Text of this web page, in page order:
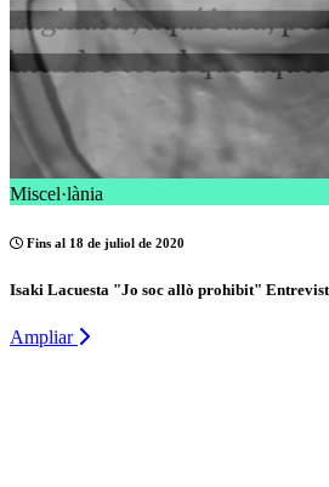
Miscel·lània
Fins al 18 de juliol de 2020
Isaki Lacuesta "Jo soc allò prohibit"
Ampliar